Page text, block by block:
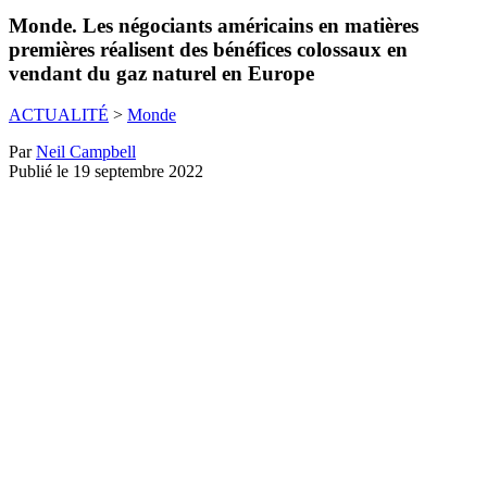
Monde. Les négociants américains en matières
premières réalisent des bénéfices colossaux en
vendant du gaz naturel en Europe
ACTUALITÉ > Monde
ParNeil Campbell
Publié le 19 septembre 2022